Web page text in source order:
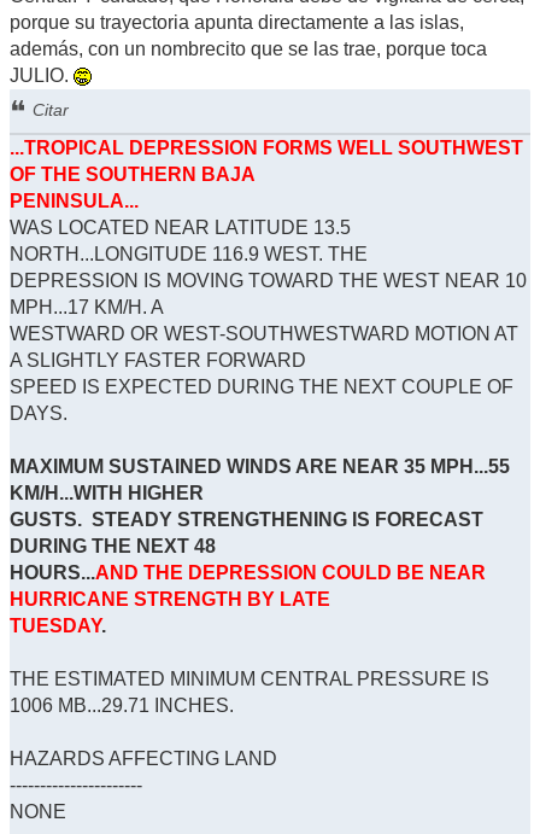
porque su trayectoria apunta directamente a las islas,
además, con un nombrecito que se las trae, porque toca
JULIO.
Citar
...TROPICAL DEPRESSION FORMS WELL SOUTHWEST
OF THE SOUTHERN BAJA
PENINSULA...
WAS LOCATED NEAR LATITUDE 13.5
NORTH...LONGITUDE 116.9 WEST. THE
DEPRESSION IS MOVING TOWARD THE WEST NEAR 10
MPH...17 KM/H. A
WESTWARD OR WEST-SOUTHWESTWARD MOTION AT
A SLIGHTLY FASTER FORWARD
SPEED IS EXPECTED DURING THE NEXT COUPLE OF
DAYS.
MAXIMUM SUSTAINED WINDS ARE NEAR 35 MPH...55
KM/H...WITH HIGHER
GUSTS. STEADY STRENGTHENING IS FORECAST
DURING THE NEXT 48
HOURS...AND THE DEPRESSION COULD BE NEAR
HURRICANE STRENGTH BY LATE
TUESDAY.
THE ESTIMATED MINIMUM CENTRAL PRESSURE IS
1006 MB...29.71 INCHES.
HAZARDS AFFECTING LAND
----------------------
NONE